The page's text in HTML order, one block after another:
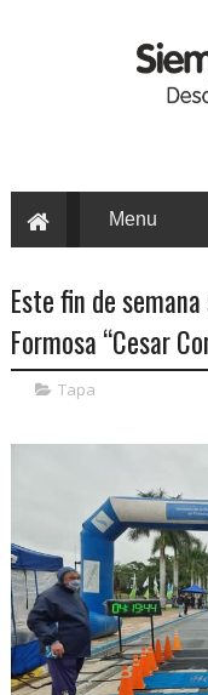
Este fin de
Formosa “Cesar
Tapa